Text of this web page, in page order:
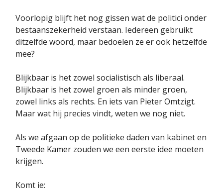
Voorlopig blijft het nog gissen wat de politici onder
bestaanszekerheid verstaan. Iedereen gebruikt
ditzelfde woord, maar bedoelen ze er ook hetzelfde
mee?
Blijkbaar is het zowel socialistisch als liberaal.
Blijkbaar is het zowel groen als minder groen,
zowel links als rechts. En iets van Pieter Omtzigt.
Maar wat hij precies vindt, weten we nog niet.
Als we afgaan op de politieke daden van kabinet en
Tweede Kamer zouden we een eerste idee moeten
krijgen.
Komt ie: